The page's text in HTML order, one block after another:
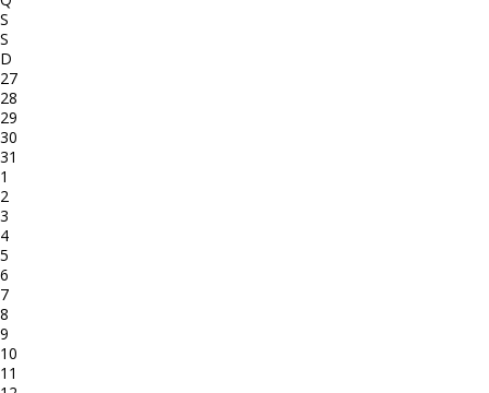
S
S
D
27
28
29
30
31
1
2
3
4
5
6
7
8
9
10
11